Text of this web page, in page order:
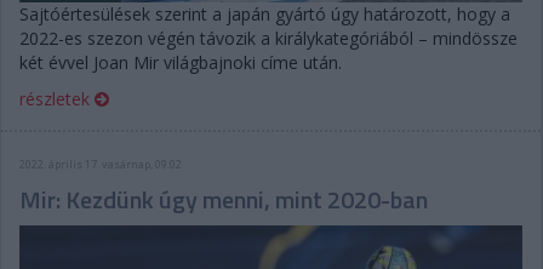
Sajtóértesülések szerint a japán gyártó úgy határozott, hogy a
2022-es szezon végén távozik a királykategóriából – mindössze
két évvel Joan Mir világbajnoki címe után.
részletek
2022. április 17. vasárnap, 09:02
Mir: Kezdünk úgy menni, mint 2020-ban